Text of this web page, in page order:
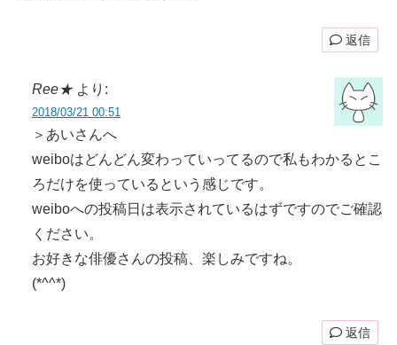
返信
Ree★ より:
2018/03/21 00:51
＞あいさんへ
weiboはどんどん変わっていってるので私もわかるとこ
ろだけを使っているという感じです。
weiboへの投稿日は表示されているはずですのでご確認
ください。
お好きな俳優さんの投稿、楽しみですね。
(*^^*)
返信